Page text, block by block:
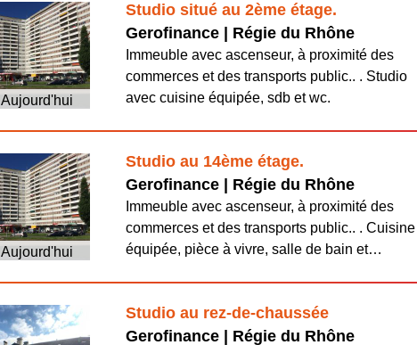
Studio situé au 2ème étage.
Aujourd'hui
Gerofinance | Régie du Rhône
Immeuble avec ascenseur, à proximité des
commerces et des transports public.. . Studio
avec cuisine équipée, sdb et wc.
Studio au 14ème étage.
Aujourd'hui
Gerofinance | Régie du Rhône
Immeuble avec ascenseur, à proximité des
commerces et des transports public.. . Cuisine
équipée, pièce à vivre, salle de bain et…
Studio au rez-de-chaussée
Gerofinance | Régie du Rhône